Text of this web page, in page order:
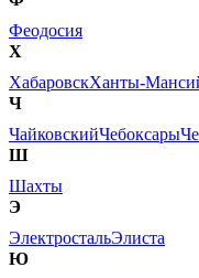
Феодосия
Х
ХабаровскХанты-
Ч
ЧайковскийЧебоксары
Ш
Шахты
Э
ЭлектростальЭлиста
Ю